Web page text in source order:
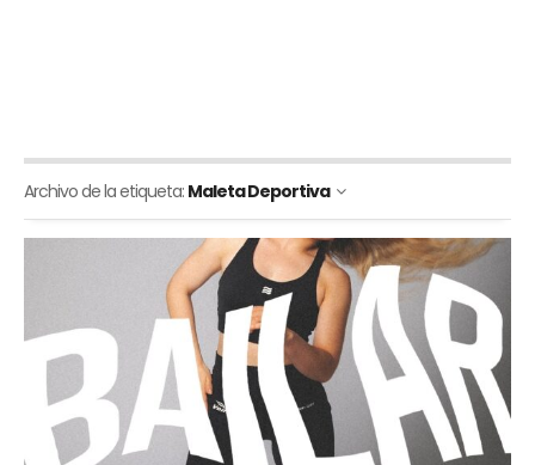
Archivo de la etiqueta: Maleta Deportiva